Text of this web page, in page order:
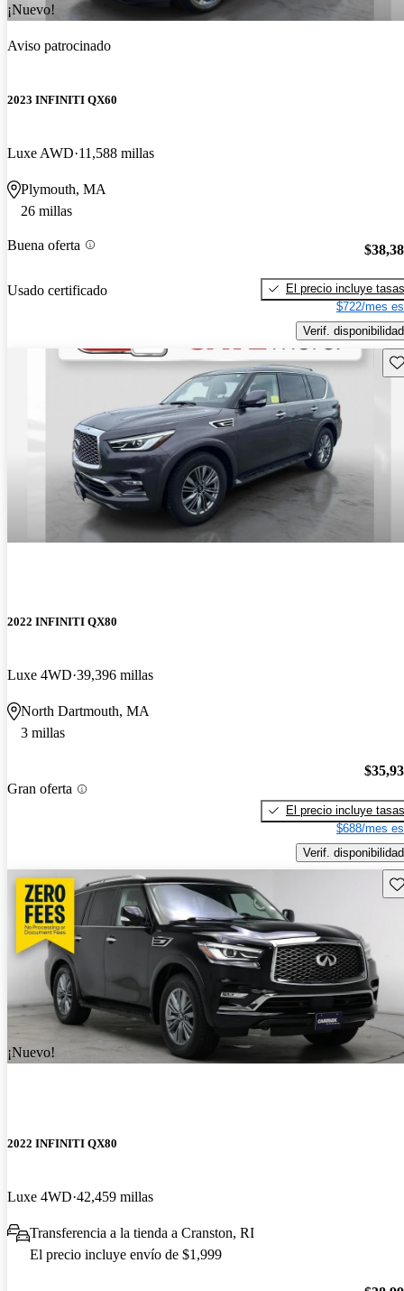
¡Nuevo!
Aviso patrocinado
2023 INFINITI QX60
Luxe AWD 11,588 millas
Plymouth, MA
26 millas
Buena oferta
Usado certificado
El precio incluye tasas
$722/mes
Verif. disponibilidad
2022 INFINITI QX80
Luxe 4WD 39,396 millas
North Dartmouth, MA
3 millas
Gran oferta
El precio incluye tasas
$688/mes
Verif. disponibilidad
¡Nuevo!
2022 INFINITI QX80
Luxe 4WD 42,459 millas
Transferencia a la tienda a Cranston, RI
El precio incluye envío de $1,999